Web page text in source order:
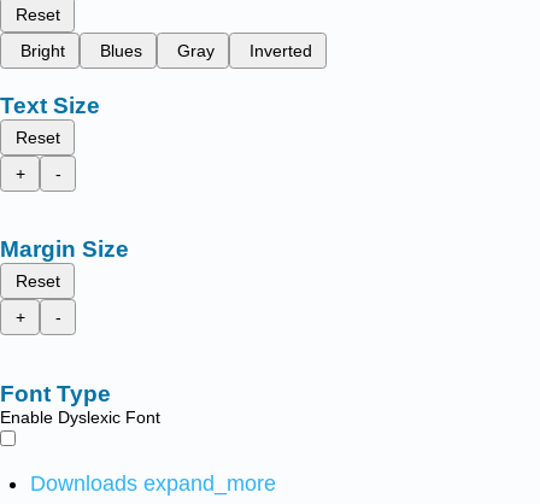
Reset
Bright
Blues Gray Inverted
Text Size
Reset
+
-
Margin Size
Reset
+
-
Font Type
Enable Dyslexic Font
Downloads expand_more